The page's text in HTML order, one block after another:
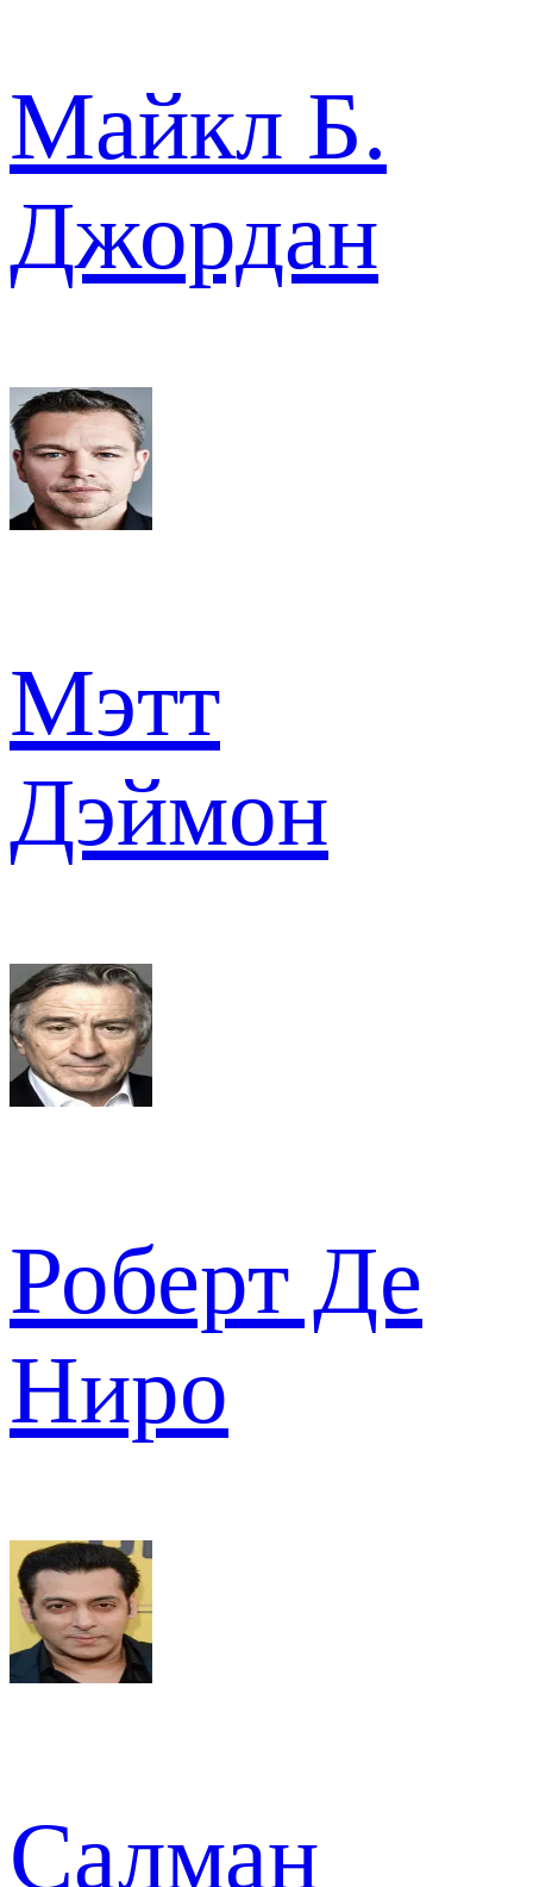
Майкл Б.
Джордан
Мэтт
Дэймон
Роберт Де
Ниро
Салман